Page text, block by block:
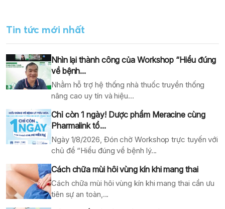
Tin tức mới nhất
Nhìn lại thành công của Workshop “Hiểu đúng
về bệnh...
Nhằm hỗ trợ hệ thống nhà thuốc truyền thống
nâng cao uy tín và hiệu...
Chỉ còn 1 ngày! Dược phẩm Meracine cùng
Pharmalink tổ...
Ngày 1/8/2026, Đón chờ Workshop trực tuyến với
chủ đề “Hiểu đúng về bệnh lý...
Cách chữa mùi hôi vùng kín khi mang thai
Cách chữa mùi hôi vùng kín khi mang thai cần ưu
tiên sự an toàn,...